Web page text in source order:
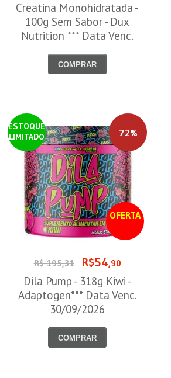
Creatina Monohidratada -
100g Sem Sabor - Dux
Nutrition *** Data Venc.
COMPRAR
ESTOQUE
LIMITADO
OFERTA
72%
R$ 195,31 R$54,90
Dila Pump - 318g Kiwi -
Adaptogen*** Data Venc.
30/09/2026
COMPRAR